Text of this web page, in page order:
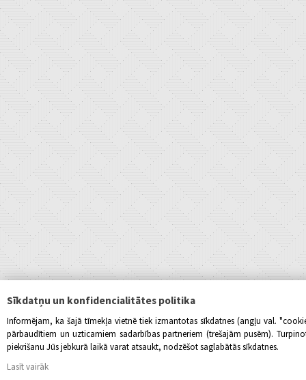
Sīkdatņu un konfidencialitātes politika
Informējam, ka šajā tīmekļa vietnē tiek izmantotas sīkdatnes (angļu val.
pārbaudītiem un uzticamiem sadarbības partneriem (trešajām pusēm).
piekrišanu Jūs jebkurā laikā varat atsaukt, nodzēšot saglabātās sīkdatnes.
Lasīt vairāk